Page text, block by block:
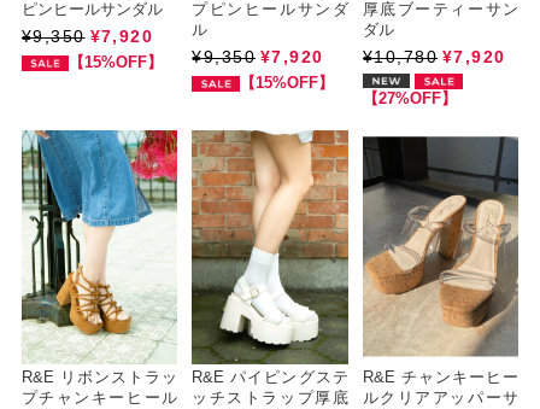
ピンヒールサンダル
¥9,350 ¥7,920
【15%OFF】
プピンヒールサンダ
ル
¥9,350 ¥7,920
【15%OFF】
厚底ブーティーサン
ダル
¥10,780 ¥7,920
【27%OFF】
R&E リボンストラッ
プチャンキーヒール
R&E パイピングステ
ッチストラップ厚底
R&E チャンキーヒー
ルクリアアッパーサ